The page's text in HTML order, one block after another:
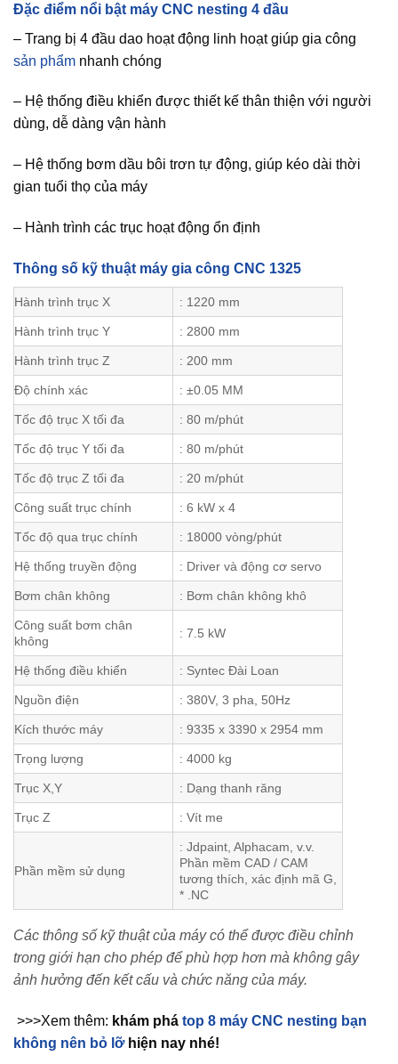
Đặc điểm nổi bật máy CNC nesting 4 đầu
– Trang bị 4 đầu dao hoạt động linh hoạt giúp gia công
sản phẩm nhanh chóng
– Hệ thống điều khiển được thiết kế thân thiện với người
dùng, dễ dàng vận hành
– Hệ thống bơm dầu bôi trơn tự động, giúp kéo dài thời
gian tuổi thọ của máy
– Hành trình các trục hoạt động ổn định
Thông số kỹ thuật máy gia công CNC 1325
Hành trình trục X : 1220 mm
Hành trình trục Y : 2800 mm
Hành trình trục Z : 200 mm
Độ chính xác : ±0.05 MM
Tốc độ trục X tối đa : 80 m/phút
Tốc độ trục Y tối đa : 80 m/phút
Tốc độ trục Z tối đa : 20 m/phút
Công suất trục chính : 6 kW x 4
Tốc độ qua trục chính : 18000 vòng/phút
Hệ thống truyền động : Driver và động cơ servo
Bơm chân không : Bơm chân không khô
Công suất bơm chân
không
: 7.5 kW
Hệ thống điều khiển : Syntec Đài Loan
Nguồn điện : 380V, 3 pha, 50Hz
Kích thước máy : 9335 x 3390 x 2954 mm
Trọng lượng : 4000 kg
Trục X,Y : Dạng thanh răng
Trục Z : Vít me
Phần mềm sử dụng
: Jdpaint, Alphacam, v.v.
Phần mềm CAD / CAM
tương thích, xác định mã G,
* .NC
Các thông số kỹ thuật của máy có thể được điều chỉnh
trong giới hạn cho phép để phù hợp hơn mà không gây
ảnh hưởng đến kết cấu và chức năng của máy.
>>>Xem thêm: khám phá top 8 máy CNC nesting bạn
không nên bỏ lỡhiện nay nhé!